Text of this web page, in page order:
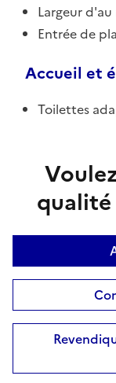
Largeur
Entrée de
Accueil et
Toilettes